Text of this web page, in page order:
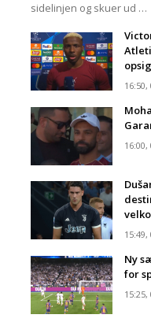
sidelinjen og skuer ud …
Ny
for